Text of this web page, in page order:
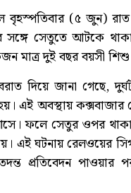
বৃহস্পতিবার (৫ জুন) রাত
সঙ্গে সেতুতে আটকে
মাত্র দুই বছর বয়সী
বরাত দিয়ে জানা গেছে,
এই অবস্থায় কক্সবাজার
ফলে সেতুর ওপর
এই ঘটনায় রেলওয়ের
প্রতিবেদন পাওয়ার